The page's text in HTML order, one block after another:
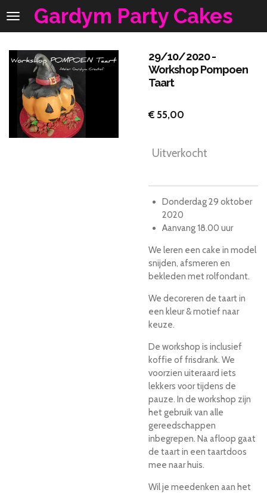
Ga
de
hoofdinhoud
Gardym Party Cakes
29/10/2020 -
Workshop Pompoen
Taart
€ 55,00
Uitverkocht
Donderdag 29 oktober
2020
Aanvang 18.00 uur
We leren een cake in model
snijden, afsmeren en
bekleden met rolfondant.
We decoreren de taart in
een kleur & motief naar
keuze.
De workshop is inclusief
koffie of frisdrank. We
voorzien uiteraard iets
lekkers voor tijdens de
pauze. In de workshop zijn
het gebruik van alle
gereedschappen
inbegrepen. Na afloop gaat
de taart in een taartdoos
mee naar huis.
Wil je meedenken aan het